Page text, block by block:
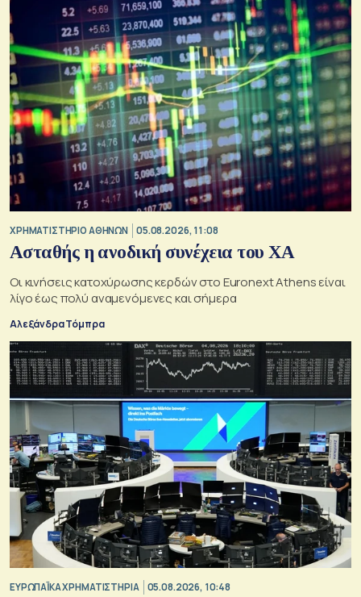
XΡΗΜΑΤΙΣΤΗΡΙΟ ΑΘΗΝΩΝ 05.08.2026, 11:08
Ασταθής η ανοδική συνέχεια του ΧΑ
Οι κινήσεις κατοχύρωσης κερδών στο Euronext Athens είναι
λίγο έως πολύ αναμενόμενες και σήμερα
Αλεξάνδρα Τόμπρα
ΕΥΡΩΠΑΪΚΑ ΧΡΗΜΑΤΙΣΤΗΡΙΑ 05.08.2026, 10:48